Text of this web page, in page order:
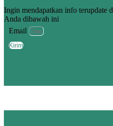
Ingin mendapatkan info terupdate
Anda dibawah ini
Email
Kirim